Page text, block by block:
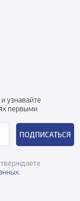
узнавайте
первыми
ПОДПИСАТЬСЯ
.